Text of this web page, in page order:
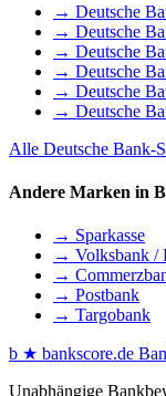
→ Deutsche
→ Deutsche
→ Deutsche
→ Deutsche
→ Deutsche
→ Deutsche
Alle Deutsche Bank-
Andere Marken in
→ Sparkasse
→ Volksbank /
→
→ Postbank
→ Targobank
b ★ bankscore.de
Unabhängige